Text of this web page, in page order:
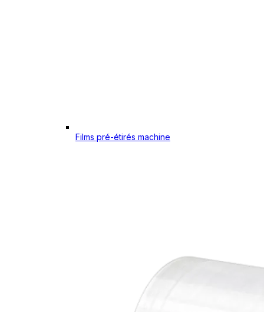
Films pré-étirés machine